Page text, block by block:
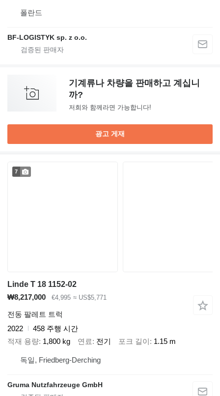
폴란드
BF-LOGISTYK sp. z o.o.
기계류나 차량을 판매하고 계십니
까?
저희와 함께라면 가능합니다!
광고 게재
7
Linde T 18 1152-02
₩8,217,000
€4,995 ≈ US$5,771
전동 팔레트 트럭
2022
458 주행 시간
적재 용량 1,800 kg 연료 전기 포크 길이 1.15 m
독일, Friedberg-Derching
Gruma Nutzfahrzeuge GmbH